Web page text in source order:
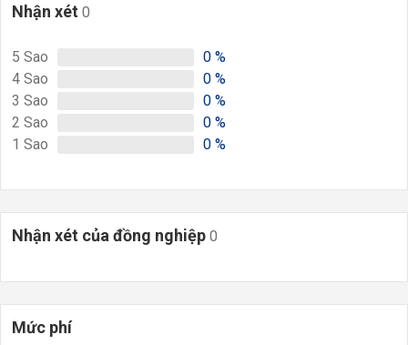
Nhận xét 0
5 Sao 0 %
4 Sao 0 %
3 Sao 0 %
2 Sao 0 %
1 Sao 0 %
Nhận xét của đồng nghiệp 0
Mức phí